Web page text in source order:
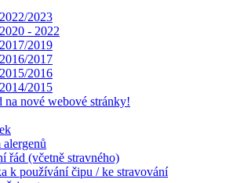
2023
- 2022
2019
2017
2016
2015
na nové webové stránky!
alergenů
řád (včetně stravného)
k používání čipu / ke stravování